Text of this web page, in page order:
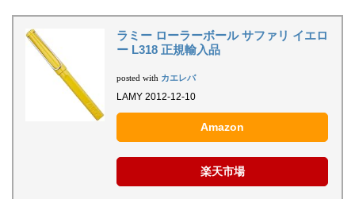
ラミー ローラーボール サファリ イエロ
ー L318 正規輸入品
posted with カエレバ
LAMY 2012-12-10
Amazon
楽天市場